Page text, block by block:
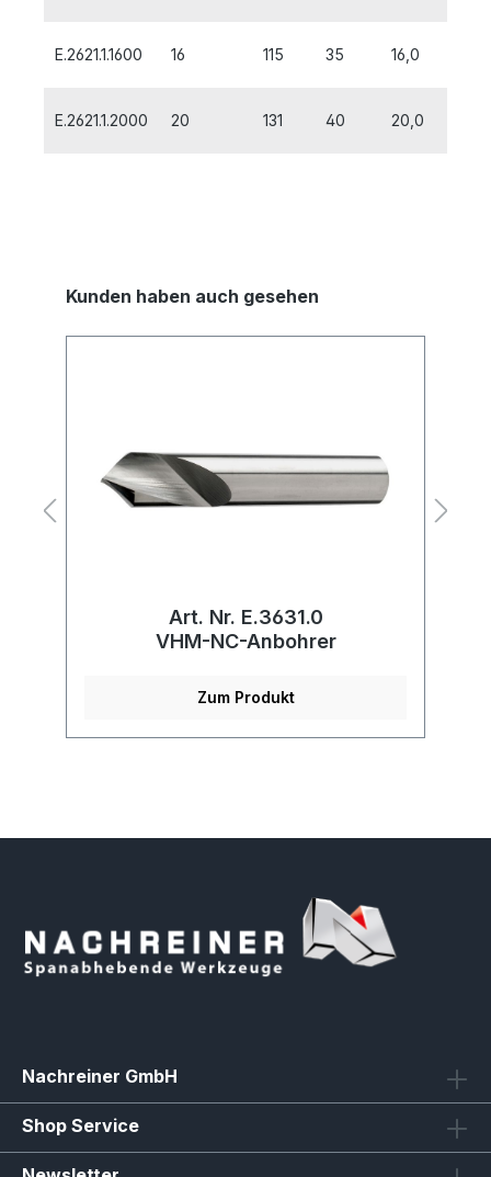
E.2621.1.1600 16 115 35 16,0
E.2621.1.2000 20 131 40 20,0
Kunden haben auch gesehen
Art. Nr. E.3631.0
VHM-NC-Anbohrer
Zum Produkt
Nachreiner GmbH
Shop Service